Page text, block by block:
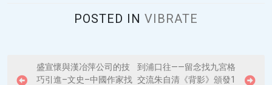
POSTED IN VIBRATE
盛宣懷與漢冶萍公司的技
巧引進–文史–中國作家找
到浦口往——留念找九宮格
交流朱自清《背影》頒發1